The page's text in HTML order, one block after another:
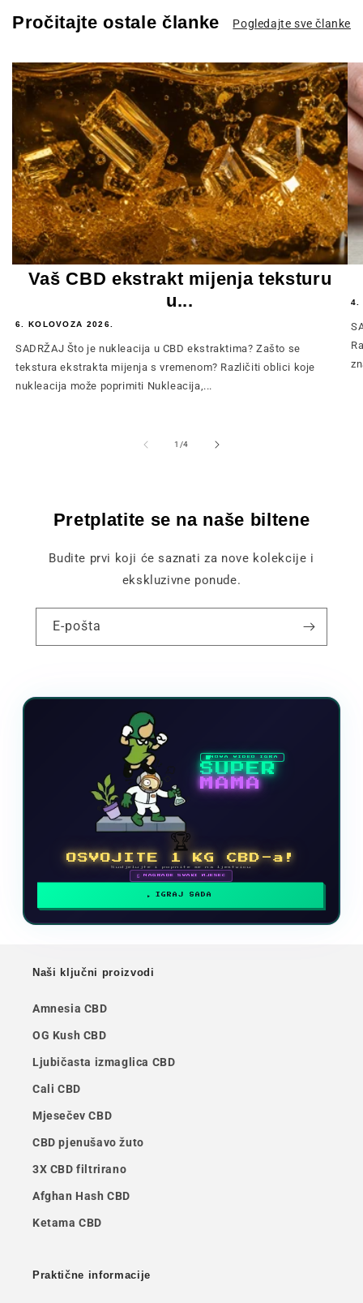
Pročitajte ostale članke Pogledajte sve članke
Vaš CBD ekstrakt mijenja teksturu
u...
6. KOLOVOZA 2026.
SADRŽAJ Što je nukleacija u CBD ekstraktima? Zašto se
tekstura ekstrakta mijenja s vremenom? Različiti oblici koje
nukleacija može poprimiti Nukleacija,...
4.
1 /od
4
Pretplatite se na naše biltene
Budite prvi koji će saznati za nove kolekcije i
ekskluzivne ponude.
E-pošta
NOVA VIDEO IGRA
SUPER
MAMA
🏆
OSVOJITE 1 KG CBD-a!
Sudjelujte i popnite se na ljestvicu
🗓 NAGRADE SVAKI MJESEC
IGRAJ SADA
Naši ključni proizvodi
Amnesia CBD
OG Kush CBD
Ljubičasta izmaglica CBD
Cali CBD
Mjesečev CBD
CBD pjenušavo žuto
3X CBD filtrirano
Afghan Hash CBD
Ketama CBD
Praktične informacije